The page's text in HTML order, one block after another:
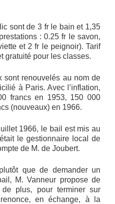
sont de 3 fr le bain et 1,35
: 0.25 fr le savon,
et 2 fr le peignoir). Tarif
gratuité pour les classes.
sont renouvelés au nom de
à Paris. Avec l’inflation,
francs en 1953, 150 000
(nouveaux) en 1966.
1966, le bail est mis au
le gestionnaire local de
de M. de Joubert.
que de demander un
M. Vanneur propose de
plus, pour terminer sur
en échange, à la